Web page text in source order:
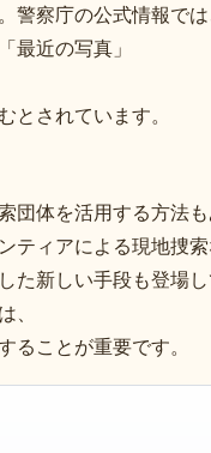
警察庁の公式情報で
最近の写真」
とされています。
団体を活用する方法
ティアによる現地捜
た新しい手段も登場
、
ることが重要です。